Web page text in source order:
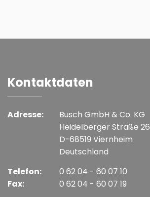
Kontaktdaten
Adresse:
Busch GmbH & Co. KG
Heidelberger Straße 26
D-68519 Viernheim
Deutschland
Telefon:
Fax:
0 62 04 - 60 07 10
0 62 04 - 60 07 19